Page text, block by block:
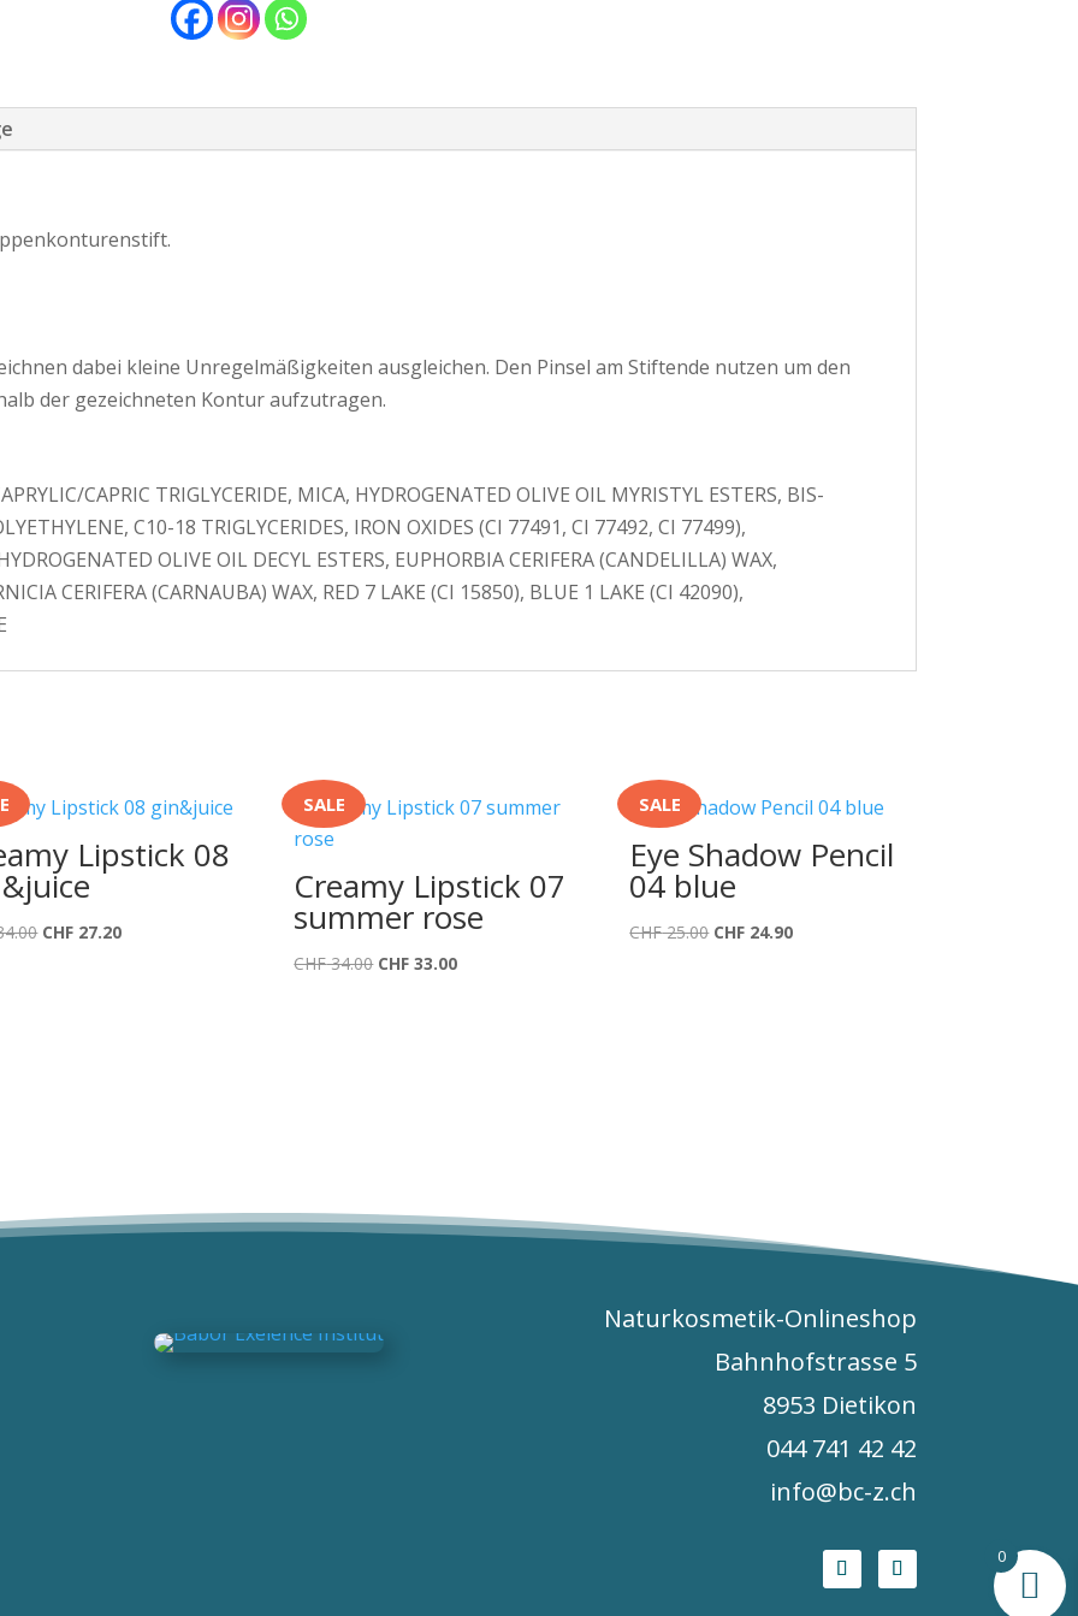
dabei kleine Unregelmäßigkeiten ausgleichen. Den Pinsel am Stiftende nutzen um den
der gezeichneten Kontur aufzutragen.
CAPRIC TRIGLYCERIDE, MICA, HYDROGENATED OLIVE OIL MYRISTYL ESTERS, BIS-
C10-18 TRIGLYCERIDES, IRON OXIDES (CI 77491, CI 77492, CI 77499),
OLIVE OIL DECYL ESTERS, EUPHORBIA CERIFERA (CANDELILLA) WAX,
CERIFERA (CARNAUBA) WAX, RED 7 LAKE (CI 15850), BLUE 1 LAKE (CI 42090),
Lipstick 08
Ursprünglicher
CHF 27.20Aktueller
SALE
Creamy Lipstick 07
summer rose
CHF34.00 Ursprünglicher
CHF 33.00Aktueller
SALE
Eye Shadow Pencil
04 blue
CHF25.00 Ursprünglicher
CHF 24.90Aktueller
Naturkosmetik-Onlineshop
Bahnhofstrasse 5
8953 Dietikon
044 741 42 42
info@bc-z.ch
0